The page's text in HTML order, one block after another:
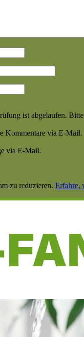
ist abgelaufen. Bitte
Kommentare via E-Mail.
via E-Mail.
zu reduzieren. Erfahre,